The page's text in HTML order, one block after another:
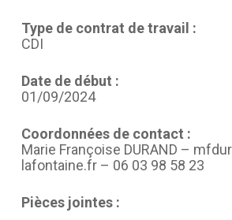
Type de contrat de travail :
CDI
Date de début :
01/09/2024
Coordonnées de contact :
Marie Françoise DURAND –
lafontaine.fr – 06 03 98 58 23
Pièces jointes :